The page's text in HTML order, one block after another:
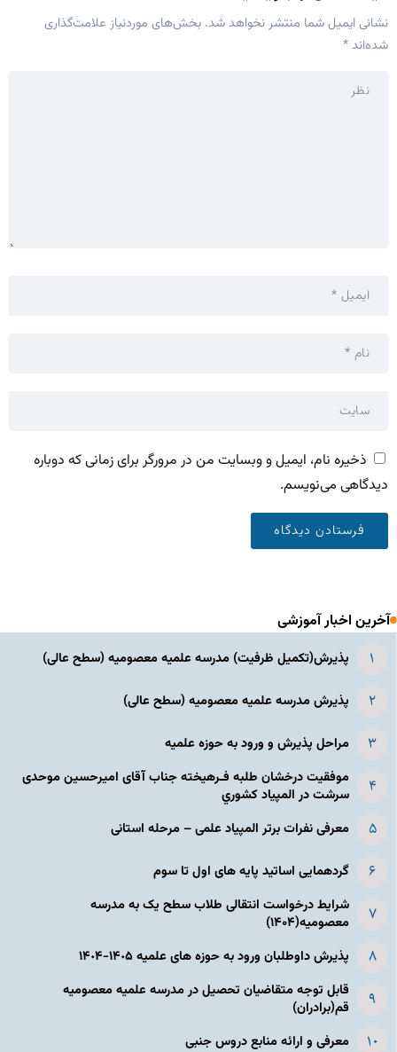
نشانی ایمیل شما منتشر نخواهد شد. بخش‌های موردنیاز علامت‌گذاری
شده‌اند*
ذخیره نام، ایمیل و وبسایت من در مرورگر برای زمانی که دوباره
دیدگاهی می‌نویسم.
آخرین اخبار آموزشی
پذیرش(تکمیل ظرفیت) مدرسه علمیه معصومیه‌ (سطح عالی)
پذیرش مدرسه علمیه معصومیه‌ (سطح عالی)
مراحل پذیرش و ورود به حوزه علمیه
موفقیت درخشان طلبه فـرهیخته جناب آقای امیرحسین موحدی
سرشت در المپياد كشوري
معرفی نفرات برتر المپیاد علمی – مرحله استانی
گردهمایی اساتید پایه های اول تا سوم
شرایط درخواست انتقالی طلاب سطح یک به مدرسه
معصومیه(۱۴۰۴)
پذیرش داوطلبان ورود به حوزه های علمیه ١۴٠۵-١۴٠۴
قابل توجه متقاضیان تحصیل در مدرسه علمیه معصومیه
قم(برادران)
معرفی و ارائه منابع دروس جنبی